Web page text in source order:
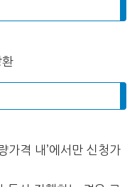
환
가격 내’에서만 신청가